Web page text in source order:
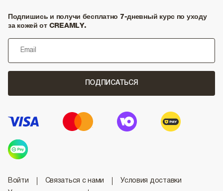
Подпишись и получи бесплатно 7-дневный курс по уходу
за кожей от CREAMLY.
ПОДПИСАТЬСЯ
Войти Связаться с нами
Условия доставки